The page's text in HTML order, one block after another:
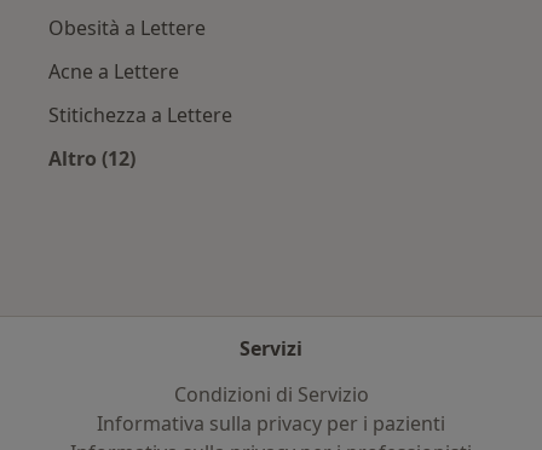
Obesità a Lettere
Acne a Lettere
Stitichezza a Lettere
Altro (12)
Servizi
Condizioni di Servizio
Informativa sulla privacy per i pazienti